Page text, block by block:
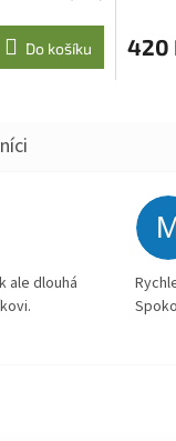
Do košíku 420
je 4 z 5 hvězdiček.
ale dlouhá